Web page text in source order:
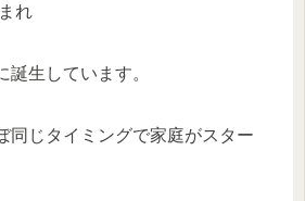
れ
誕生しています。
同じタイミングで家庭がスター